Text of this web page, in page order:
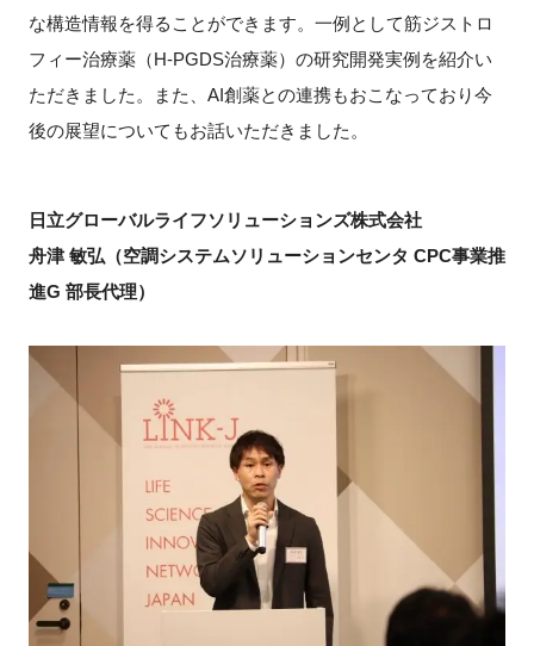
な構造情報を得ることができます。一例として筋ジストロ
フィー治療薬（H-PGDS治療薬）の研究開発実例を紹介い
ただきました。また、AI創薬との連携もおこなっており今
後の展望についてもお話いただきました。
日立グローバルライフソリューションズ株式会社
舟津 敏弘（空調システムソリューションセンタ CPC事業推
進G 部長代理）